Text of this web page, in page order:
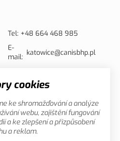
Tel: +48 664 468 985
E-
mail: katowice@canisbhp.pl
cookies
ke shromažďování a analýze
webu, zajištění fungování
a ke zlepšení a přizpůsobení
a reklam.